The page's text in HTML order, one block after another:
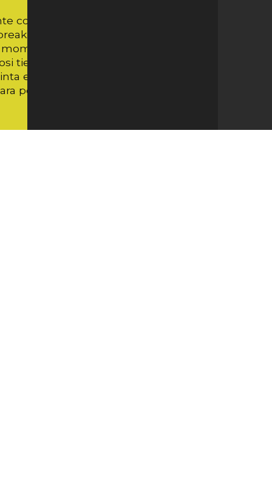
con Kantor, Slover e Rigon a marcare
Il set decisivo scorre sul filo di lana
decisivo il Lugano mostra
tie-break, partita e due punti.
e il sacrificio di staff e ragazze. Ora
per preaparare un autentico tour de